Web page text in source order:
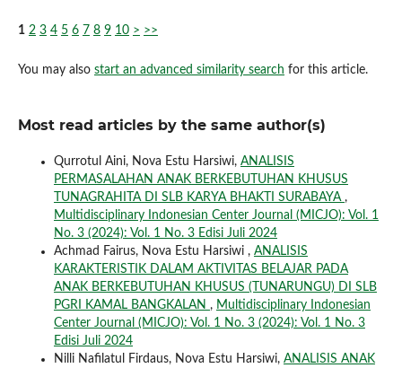
1 2 3 4 5 6 7 8 9 10 > >>
You may also start an advanced similarity search for this article.
Most read articles by the same author(s)
Qurrotul Aini, Nova Estu Harsiwi, ANALISIS
PERMASALAHAN ANAK BERKEBUTUHAN KHUSUS
TUNAGRAHITA DI SLB KARYA BHAKTI SURABAYA ,
Multidisciplinary Indonesian Center Journal (MICJO): Vol. 1
No. 3 (2024): Vol. 1 No. 3 Edisi Juli 2024
Achmad Fairus, Nova Estu Harsiwi , ANALISIS
KARAKTERISTIK DALAM AKTIVITAS BELAJAR PADA
ANAK BERKEBUTUHAN KHUSUS (TUNARUNGU) DI SLB
PGRI KAMAL BANGKALAN , Multidisciplinary Indonesian
Center Journal (MICJO): Vol. 1 No. 3 (2024): Vol. 1 No. 3
Edisi Juli 2024
Nilli Nafilatul Firdaus, Nova Estu Harsiwi, ANALISIS ANAK